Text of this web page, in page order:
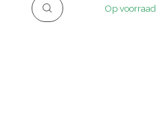
Op voorraad